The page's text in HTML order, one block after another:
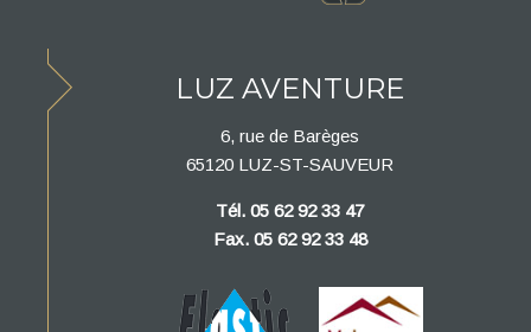
LUZ AVENTURE
6, rue de Barèges
65120 LUZ-ST-SAUVEUR
Tél. 05 62 92 33 47
Fax. 05 62 92 33 48